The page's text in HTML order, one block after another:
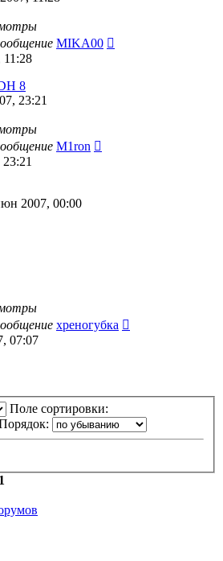
MIKA00
11:28
8
23:21
M1ron
2007, 00:00
хреногубка
07:07
Поле сортировки:
1